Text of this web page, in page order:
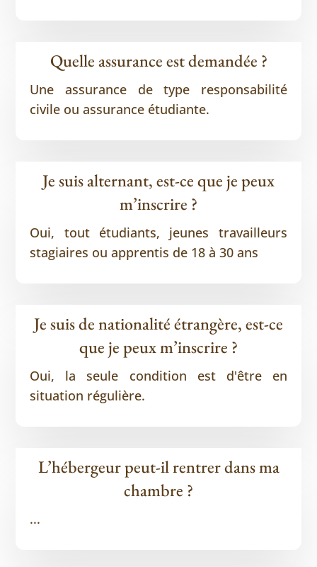
Quelle assurance est demandée ?
Une assurance de type responsabilité
civile ou assurance étudiante.
Je suis alternant, est-ce que je peux
m’inscrire ?
Oui, tout étudiants, jeunes travailleurs
stagiaires ou apprentis de 18 à 30 ans
Je suis de nationalité étrangère, est-ce
que je peux m’inscrire ?
Oui, la seule condition est d'être en
situation régulière.
L’hébergeur peut-il rentrer dans ma
chambre ?
...